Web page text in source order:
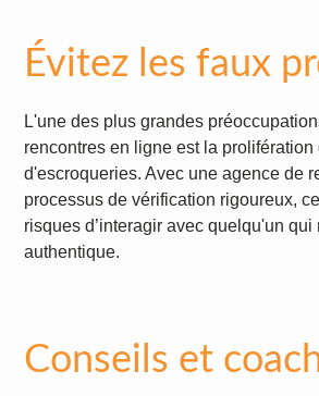
Évitez les faux
L'une des plus grandes
rencontres en ligne est la prolifération
d'escroqueries. Avec une agence de
processus de vérification rigoureux,
risques d’interagir avec quelqu'un qui
authentique.
Conseils et